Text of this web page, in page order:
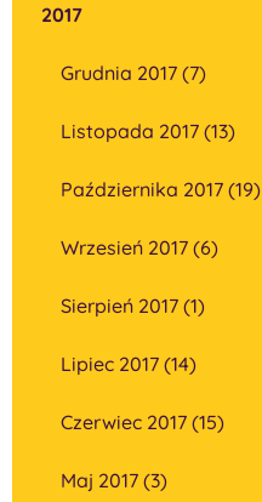
2017
Grudnia 2017 (7)
Listopada 2017 (13)
Października 2017 (19)
Wrzesień 2017 (6)
Sierpień 2017 (1)
Lipiec 2017 (14)
Czerwiec 2017 (15)
Maj 2017 (3)